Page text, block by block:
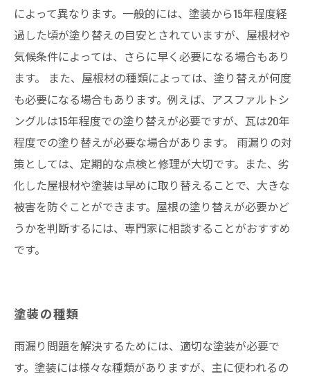
によって異なります。一般的には、塗装から15年程度経
過した頃が塗り替えの目安とされていますが、屋根材や
気候条件によっては、さらに早く必要になる場合もあり
ます。 また、屋根材の種類によっては、塗り替えが何度
も必要になる場合もあります。例えば、アスファルトシ
ングルは15年程度での塗り替えが必要ですが、瓦は20年
程度での塗り替えが必要な場合があります。 雨漏りの対
策としては、定期的な点検と修理が大切です。また、劣
化した屋根材や塗装は早めに取り替えることで、大きな
被害を防ぐことができます。屋根の塗り替えが必要かど
うかを判断するには、専門家に相談することがおすすめ
です。
塗装の種類
雨漏り問題を解決するためには、適切な塗装が必要で
す。塗装には様々な種類がありますが、主に使われるの